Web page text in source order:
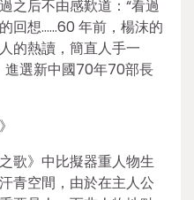
之后不由感歎道：“看過
回想……60 年前，楊沫的
的熱讀，簡直人手一
進選新中國70年70部長
歌》中比擬器重人物生
青空間，由於在主人公